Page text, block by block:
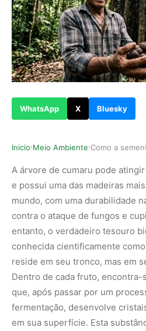
WhatsApp X Bluesky
Inicio›Meio Ambiente›
A árvore de cumaru pode
e possui uma das madeiras
mundo, com uma durabilidade
contra o ataque de fungos e
entanto, o verdadeiro tesouro
conhecida cientificamente como
reside em seu tronco, mas em
Dentro de cada fruto, encontra-
que, após passar por um
fermentação, desenvolve
em sua superfície. Esta